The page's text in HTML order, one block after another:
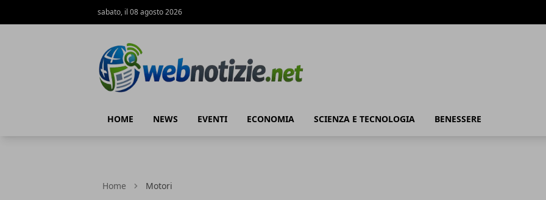
sabato, il 08 agosto 2026
HOME NEWS EVENTI ECONOMIA SCIENZA E TECNOLOGIA BENESSERE
Home Motori